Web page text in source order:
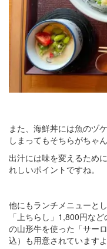
また、海鮮丼には魚のヅ
しまってもそちらがちゃ
出汁には味を変えるため
れしいポイントですね。
他にもランチメニューと
「上ちらし」1,800円な
の山形牛を使った「サー
込）も用意されていますよ